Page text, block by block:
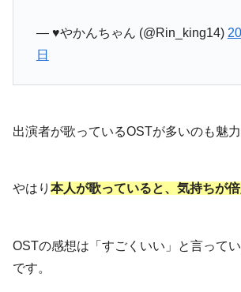
— ♥️やかんちゃん (@Rin_king14)
日
出演者が歌っているOSTが多いのも魅力
やはり 本人が歌っていると、気持ちが
OSTの感想は「すごくいい」と言って
です。